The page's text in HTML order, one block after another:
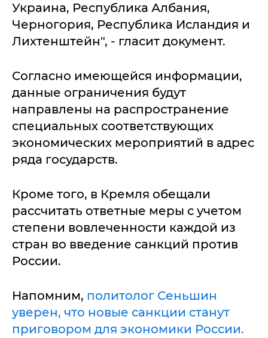
Украина, Республика Албания,
Черногория, Республика Исландия и
Лихтенштейн", - гласит документ.
Согласно имеющейся информации,
данные ограничения будут
направлены на распространение
специальных соответствующих
экономических мероприятий в адрес
ряда государств.
Кроме того, в Кремля обещали
рассчитать ответные меры с учетом
степени вовлеченности каждой из
стран во введение санкций против
России.
Напомним, политолог Сеньшин
уверен, что новые санкции станут
приговором для экономики России.